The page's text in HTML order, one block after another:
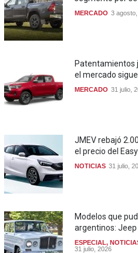
MERCADO 3
Patentamientos
el mercado
MERCADO 31 julio,
JMEV rebajó
el precio del
NOTICIAS 31 julio,
Modelos que
argentinos:
ESPECIAL,
31 julio, 2026